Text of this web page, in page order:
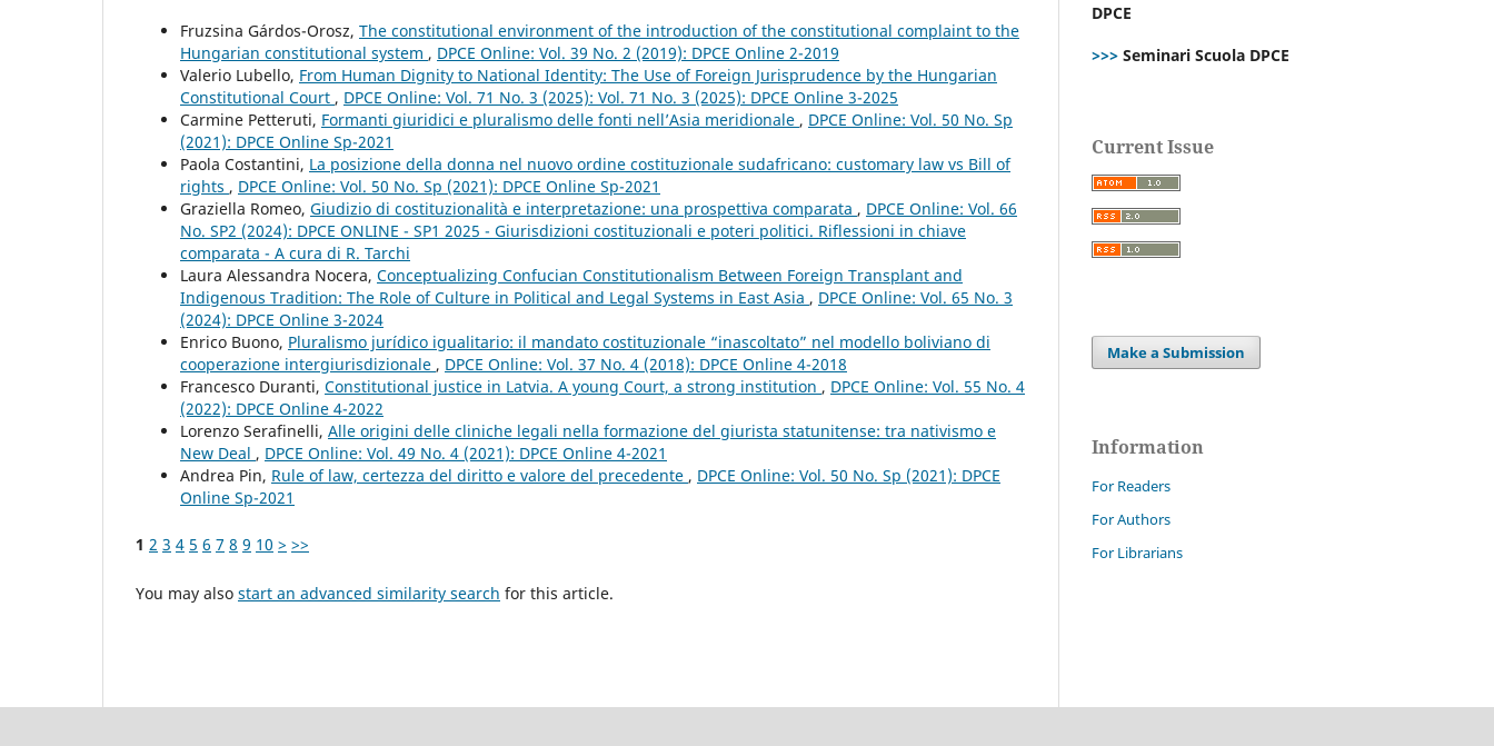
Fruzsina Gárdos-Orosz, The constitutional environment of the introduction of the constitutional complaint to the
Hungarian constitutional system , DPCE Online: Vol. 39 No. 2 (2019): DPCE Online 2-2019
Valerio Lubello, From Human Dignity to National Identity: The Use of Foreign Jurisprudence by the Hungarian
Constitutional Court , DPCE Online: Vol. 71 No. 3 (2025): Vol. 71 No. 3 (2025): DPCE Online 3-2025
Carmine Petteruti, Formanti giuridici e pluralismo delle fonti nell’Asia meridionale , DPCE Online: Vol. 50 No. Sp
(2021): DPCE Online Sp-2021
Paola Costantini, La posizione della donna nel nuovo ordine costituzionale sudafricano: customary law vs Bill of
rights , DPCE Online: Vol. 50 No. Sp (2021): DPCE Online Sp-2021
Graziella Romeo, Giudizio di costituzionalità e interpretazione: una prospettiva comparata , DPCE Online: Vol. 66
No. SP2 (2024): DPCE ONLINE - SP1 2025 - Giurisdizioni costituzionali e poteri politici. Riflessioni in chiave
comparata - A cura di R. Tarchi
Laura Alessandra Nocera, Conceptualizing Confucian Constitutionalism Between Foreign Transplant and
Indigenous Tradition: The Role of Culture in Political and Legal Systems in East Asia , DPCE Online: Vol. 65 No. 3
(2024): DPCE Online 3-2024
Enrico Buono, Pluralismo jurídico igualitario: il mandato costituzionale “inascoltato” nel modello boliviano di
cooperazione intergiurisdizionale , DPCE Online: Vol. 37 No. 4 (2018): DPCE Online 4-2018
Francesco Duranti, Constitutional justice in Latvia. A young Court, a strong institution , DPCE Online: Vol. 55 No. 4
(2022): DPCE Online 4-2022
Lorenzo Serafinelli, Alle origini delle cliniche legali nella formazione del giurista statunitense: tra nativismo e
New Deal , DPCE Online: Vol. 49 No. 4 (2021): DPCE Online 4-2021
Andrea Pin, Rule of law, certezza del diritto e valore del precedente , DPCE Online: Vol. 50 No. Sp (2021): DPCE
Online Sp-2021
1 2 3 4 5 6 7 8 9 10 > >>
You may also start an advanced similarity search for this article.
DPCE
>>> Seminari Scuola DPCE
Current Issue
Make a Submission
Information
For Readers
For Authors
For Librarians